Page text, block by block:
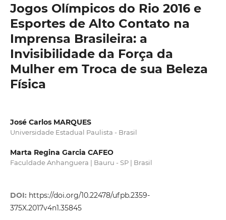
Jogos Olímpicos do Rio 2016 e
Esportes de Alto Contato na
Imprensa Brasileira: a
Invisibilidade da Força da
Mulher em Troca de sua Beleza
Física
José Carlos MARQUES
Universidade Estadual Paulista - Brasil
Marta Regina Garcia CAFEO
Faculdade Anhanguera | Bauru - SP | Brasil
DOI: https://doi.org/10.22478/ufpb.2359-
375X.2017v4n1.35845